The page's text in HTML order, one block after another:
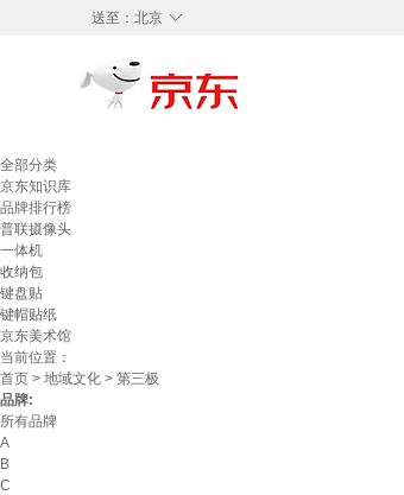
◇
送至： 北京
全部分类
京东知识库
品牌排行榜
普联摄像头
一体机
收纳包
键盘贴
键帽贴纸
京东美术馆
当前位置：
首页 > 地域文化 > 第三极
品牌:
所有品牌
A
B
C